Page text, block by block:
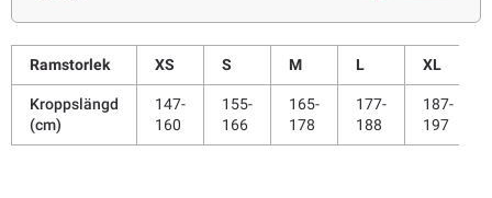
Ramstorlek XS S M L XL
Kroppslängd
(cm)
147-
160
155-
166
165-
178
177-
188
187-
197